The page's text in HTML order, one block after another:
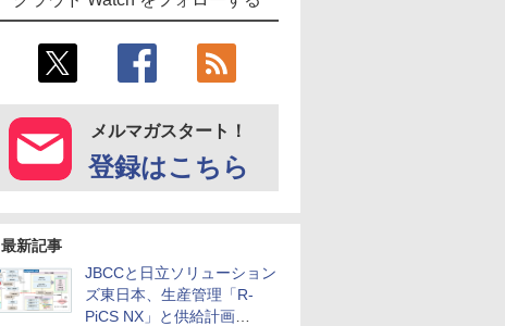
メルマガスタート！
登録はこちら
最新記事
JBCCと日立ソリューション
ズ東日本、生産管理「R-
PiCS NX」と供給計画